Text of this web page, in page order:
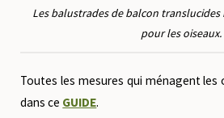
Les balustrades de balcon
pour les oiseaux.
Toutes les mesures qui ménagent les
dans ce GUIDE.